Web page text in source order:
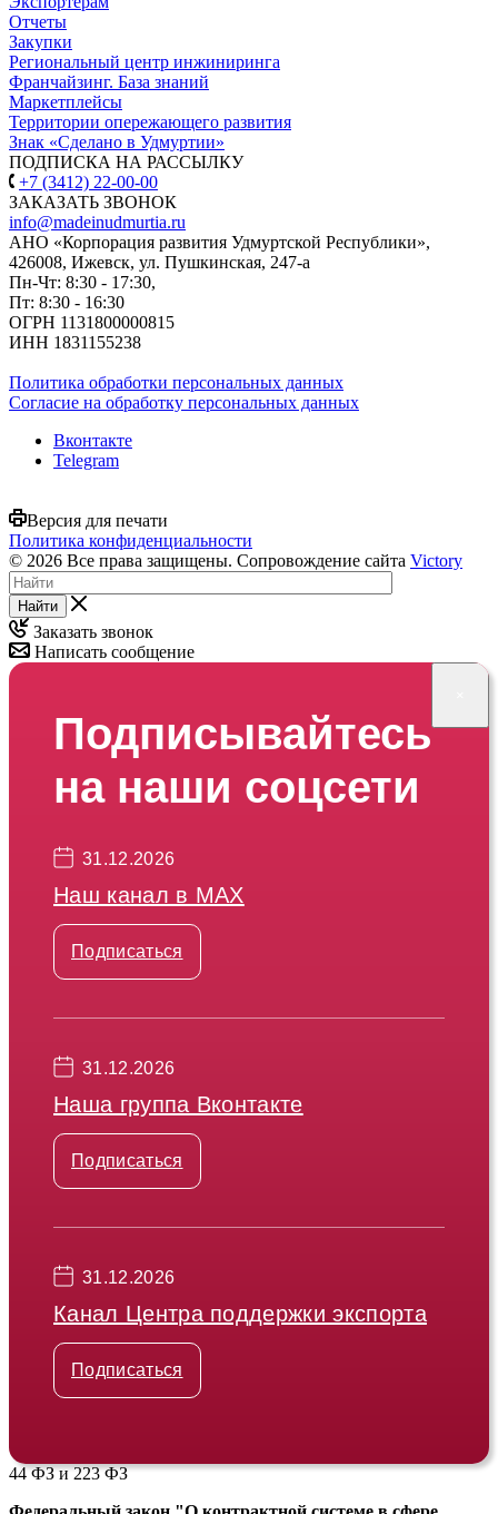
Отчеты
Закупки
Региональный центр инжиниринга
Франчайзинг. База знаний
Маркетплейсы
Территории опережающего развития
Знак «Сделано в Удмуртии»
ПОДПИСКА НА РАССЫЛКУ
+7 (3412) 22-00-00
ЗАКАЗАТЬ ЗВОНОК
info@madeinudmurtia.ru
АНО «Корпорация развития Удмуртской Республики»,
426008, Ижевск, ул. Пушкинская, 247-а
Пн-Чт: 8:30 - 17:30,
Пт: 8:30 - 16:30
ОГРН 1131800000815
ИНН 1831155238
Политика обработки персональных данных
Согласие на обработку персональных данных
Вконтакте
Telegram
Версия для печати
Политика конфиденциальности
© 2026 Все права защищены. Сопровождение сайта Victory
Найти
Заказать звонок
Написать сообщение
Подписывайтесь
на наши соцсети
31.12.2026
Наш канал в МАХ
Подписаться
31.12.2026
Наша группа Вконтакте
Подписаться
31.12.2026
Канал Центра поддержки экспорта
Подписаться
44 ФЗ и 223 ФЗ